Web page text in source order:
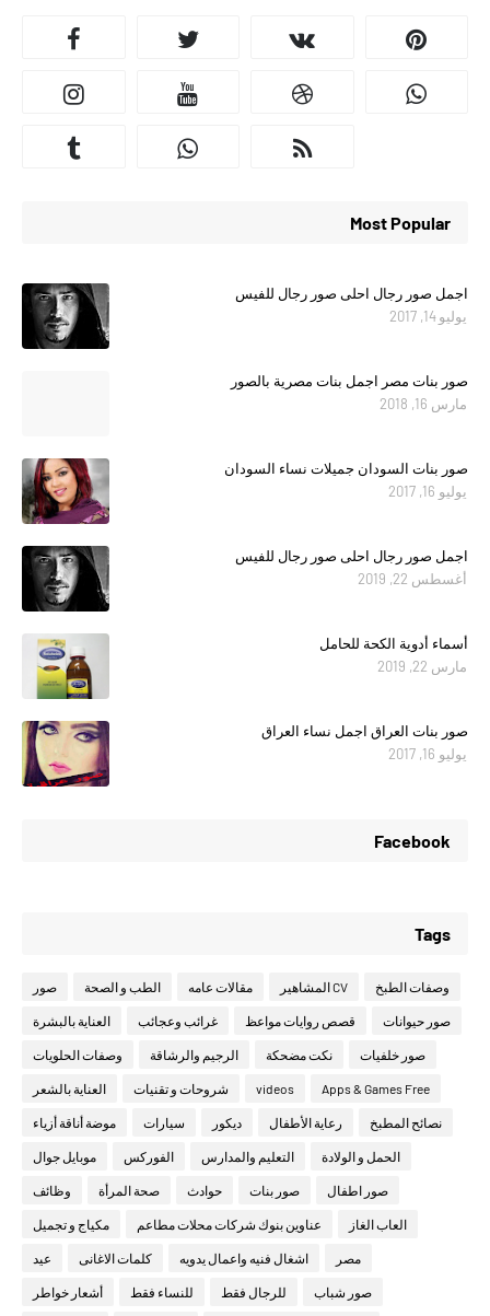
Most Popular
اجمل صور رجال احلى صور رجال للفيس
يوليو 14, 2017
صور بنات مصر اجمل بنات مصرية بالصور
مارس 16, 2018
صور بنات السودان جميلات نساء السودان
يوليو 16, 2017
اجمل صور رجال احلى صور رجال للفيس
أغسطس 22, 2019
أسماء أدوية الكحة للحامل
مارس 22, 2019
صور بنات العراق اجمل نساء العراق
يوليو 16, 2017
Facebook
Tags
صور الطب و الصحة مقالات عامه CV المشاهير وصفات الطبخ
العناية بالبشرة غرائب وعجائب قصص روايات مواعظ صور حيوانات
وصفات الحلويات الرجيم والرشاقة نكت مضحكة صور خلفيات
العناية بالشعر شروحات و تقنيات videos Apps & Games Free
موضة أناقة أزياء سيارات ديكور رعاية الأطفال نصائح المطبخ
موبايل جوال الفوركس التعليم والمدارس الحمل و الولادة
وظائف صحة المرأة حوادث صور بنات صور اطفال
مكياج و تجميل عناوين بنوك شركات محلات مطاعم العاب الغاز
عيد كلمات الاغانى اشغال فنيه واعمال يدويه مصر
أشعار خواطر للنساء فقط للرجال فقط صور شباب